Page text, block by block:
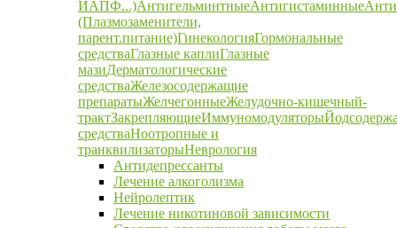
ИАПФ...)АнтигельминтныеАнтигистаминные
(Плазмозаменители,
парент.питание)ГинекологияГормональные
средстваГлазные каплиГлазные
мазиДерматологические
средстваЖелезосодержащие
препаратыЖелчегонныеЖелудочно-кишечный-
трактЗакрепляющиеИммуномодуляторы
средстваНоотропные и
транквилизаторыНеврология
Антидепрессанты
Лечение алкоголизма
Нейролептик
Лечение никотиновой зависимости